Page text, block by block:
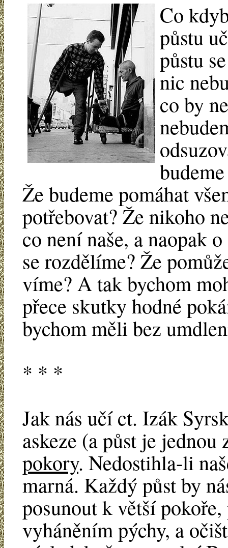
Co
půstu
půstu
nic
co by
Že budeme pomáhat
potřebovat? Že nikoho
co není naše, a naopak
se rozdělíme? Že
víme? A tak bychom
přece skutky hodné
bychom měli bez
* * *
Jak nás učí ct. Izák
askeze (a půst je
pokory. Nedostihla-li
marná. Každý půst by
posunout k větší
vyháněním pýchy, a